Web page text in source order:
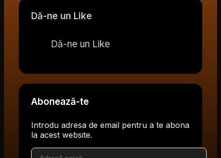
Dă-ne un Like
Dă-ne un Like
Abonează-te
Introdu adresa de email pentru a te abona
la acest website.
Adresă